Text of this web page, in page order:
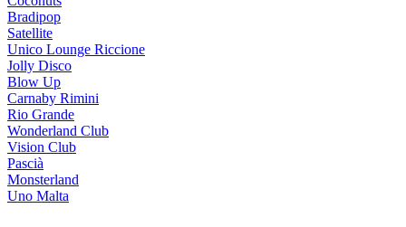
Bradipop
Satellite
Unico Lounge Riccione
Jolly Disco
Blow Up
Carnaby Rimini
Rio Grande
Wonderland Club
Vision Club
Pascià
Monsterland
Uno Malta